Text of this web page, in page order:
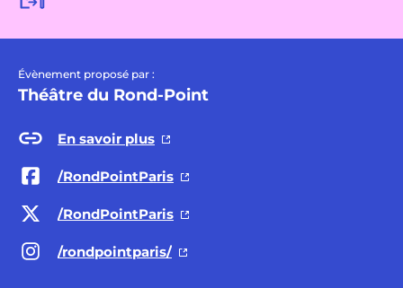
Évènement proposé par :
Théâtre du Rond-Point
En savoir plus
/RondPointParis
/RondPointParis
/rondpointparis/